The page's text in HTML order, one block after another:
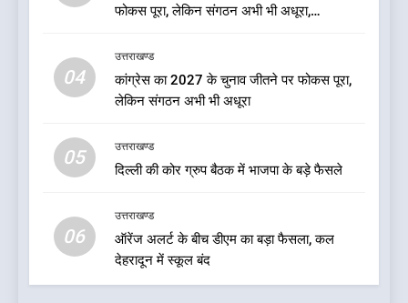
फोकस पूरा, लेकिन संगठन अभी भी अधूरा,
04
उत्तराखण्ड
कांग्रेस का 2027 के चुनाव जीतने पर फोकस पूरा,
लेकिन संगठन अभी भी अधूरा
05
उत्तराखण्ड
दिल्ली की कोर ग्रुप बैठक में भाजपा के बड़े फैसले
06
उत्तराखण्ड
ऑरेंज अलर्ट के बीच डीएम का बड़ा फैसला, कल
देहरादून में स्कूल बंद
लिए एडवोकेट ललित मोहन जोशी को
मिला ‘घन्ना भाई सम्मान-2026
उत्तराखण्ड
1
बड़ी खबर:आखिरकार आ ही गया